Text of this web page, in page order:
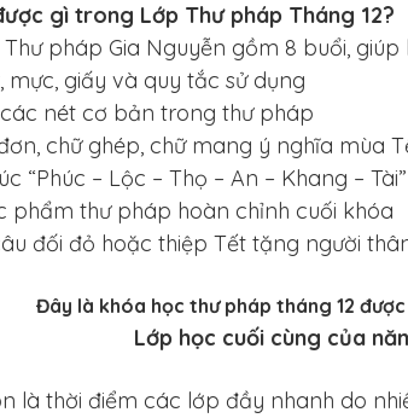
gì trong Lớp Thư pháp Tháng 12?
pháp Gia Nguyễn gồm 8 buổi, giúp
mực, giấy và quy tắc sử dụng
nét cơ bản trong thư pháp
chữ ghép, chữ mang ý nghĩa mùa
“Phúc – Lộc – Thọ – An – Khang – Tài”
phẩm thư pháp hoàn chỉnh cuối khóa
đối đỏ hoặc thiệp Tết tặng người
Đây là khóa học thư pháp tháng 12
Lớp học cuối cùng của
là thời điểm các lớp đầy nhanh do